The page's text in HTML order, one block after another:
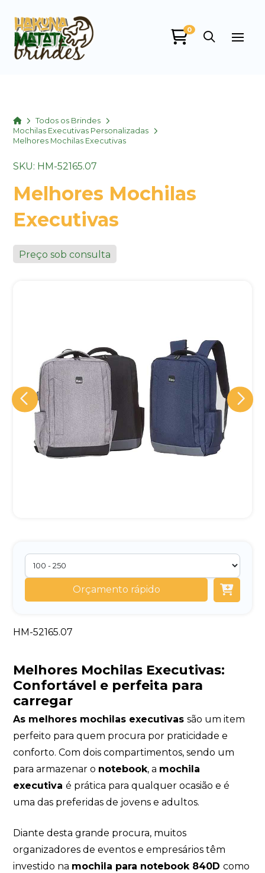
0
HomeTodos os Brindes
Mochilas Executivas Personalizadas
Melhores Mochilas Executivas
SKU: HM-52165.07
Melhores Mochilas
Executivas
Preço sob consulta
Orçamento rápido
HM-52165.07
Melhores Mochilas Executivas:
Confortável e perfeita para
carregar
As melhores mochilas executivassão um item
perfeito para quem procura por praticidade e
conforto. Com dois compartimentos, sendo um
para armazenar o notebook, a mochila
executivaé prática para qualquer ocasião e é
uma das preferidas de jovens e adultos.
Diante desta grande procura, muitos
organizadores de eventos e empresários têm
investido na mochila para notebook 840Dcomo